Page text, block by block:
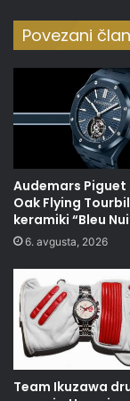
Povezani
Audemars Piguet
Oak Flying
keramiki “Bleu
6. avgusta, 2026
Team Ikuzawa